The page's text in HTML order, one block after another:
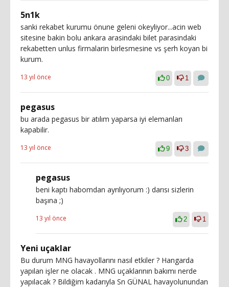
5n1k
sanki rekabet kurumu önune geleni okeyliyor...acin web
sitesine bakin bolu ankara arasindaki bilet parasindaki
rekabetten unlus firmalarin birlesmesine vs şerh koyan bi
kurum.
13 yıl önce 0 1
pegasus
bu arada pegasus bir atılım yaparsa iyi elemanları
kapabilir.
13 yıl önce 9 3
pegasus
beni kaptı habomdan ayrılıyorum :) darısı sizlerin
başına ;)
13 yıl önce 2 1
Yeni uçaklar
Bu durum MNG havayollarını nasıl etkiler ? Hangarda
yapılan işler ne olacak . MNG uçaklarının bakımı nerde
yapılacak ? Bildiğim kadarıyla Sn GÜNAL havayolunundan